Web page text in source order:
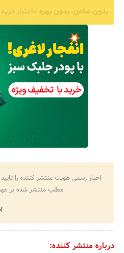
اخبار رسمی هویت منتشر کننده را
مطلب منتشر شده بر
درباره منتشر کننده: